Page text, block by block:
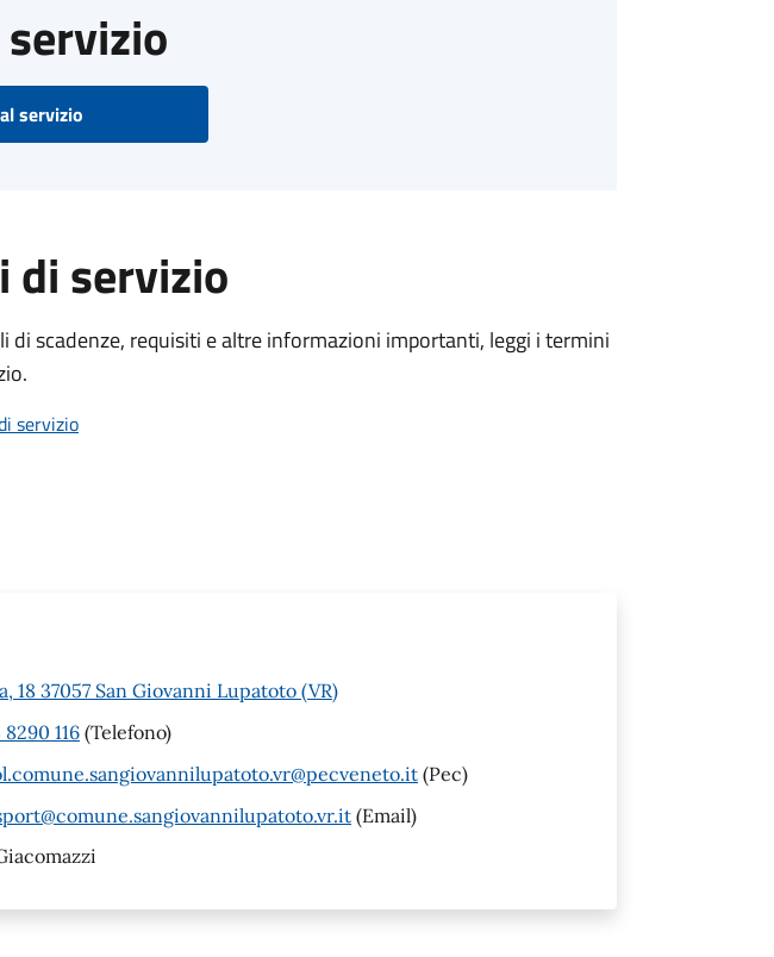
servizio
di servizio
di scadenze, requisiti e altre informazioni importanti, leggi i termini
servizio
18 37057 San Giovanni Lupatoto (VR)
116 (Telefono)
(Pec)
(Email)